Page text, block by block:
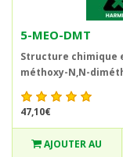
5-MEO-DMT
Structure chimique
méthoxy-N,N-
47,10€
AJOUTER AU